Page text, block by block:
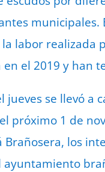
municipales.
labor realizada
en el 2019 y han
jueves se llevó a
próximo 1 de
Brañosera, los